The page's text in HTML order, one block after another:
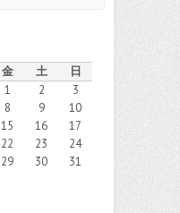
金 土
日
1
2
3
8 9
10
15 16
17
22 23
24
29 30
31